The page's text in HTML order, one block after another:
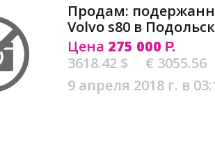
Продам:
Volvo s80 в
Цена 275 000 Р.
3618.42 $
€ 3055.56
9 апреля 2018 г. в